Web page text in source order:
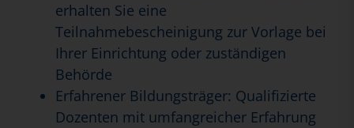
erhalten Sie eine
Teilnahmebescheinigung zur Vorlage bei
Ihrer Einrichtung oder zuständigen
Behörde
Erfahrener Bildungsträger: Qualifizierte
Dozenten mit umfangreicher Erfahrung